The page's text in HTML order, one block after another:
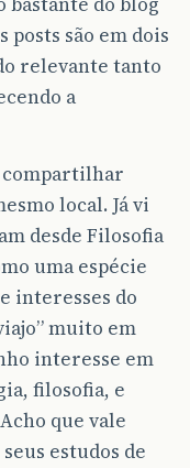
posts são em dois
relevante tanto
a
compartilhar
local. Já vi
desde Filosofia
uma espécie
interesses do
muito em
interesse em
filosofia, e
que vale
estudos de